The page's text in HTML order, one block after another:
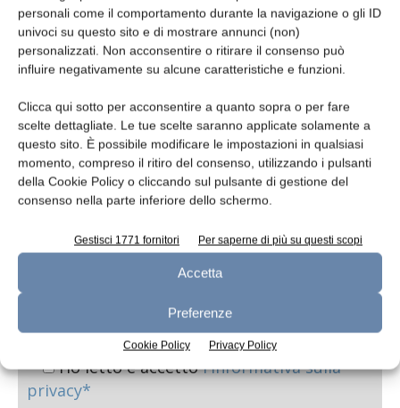
personali come il comportamento durante la navigazione o gli ID
univoci su questo sito e di mostrare annunci (non)
personalizzati. Non acconsentire o ritirare il consenso può
influire negativamente su alcune caratteristiche e funzioni.
Clicca qui sotto per acconsentire a quanto sopra o per fare
scelte dettagliate. Le tue scelte saranno applicate solamente a
questo sito. È possibile modificare le impostazioni in qualsiasi
momento, compreso il ritiro del consenso, utilizzando i pulsanti
della Cookie Policy o cliccando sul pulsante di gestione del
consenso nella parte inferiore dello schermo.
Gestisci 1771 fornitori Per saperne di più su questi scopi
Accetta
Preferenze
Cookie Policy Privacy Policy
Oggetto
Messaggio
Ho letto e accettol'informativa sulla
privacy*